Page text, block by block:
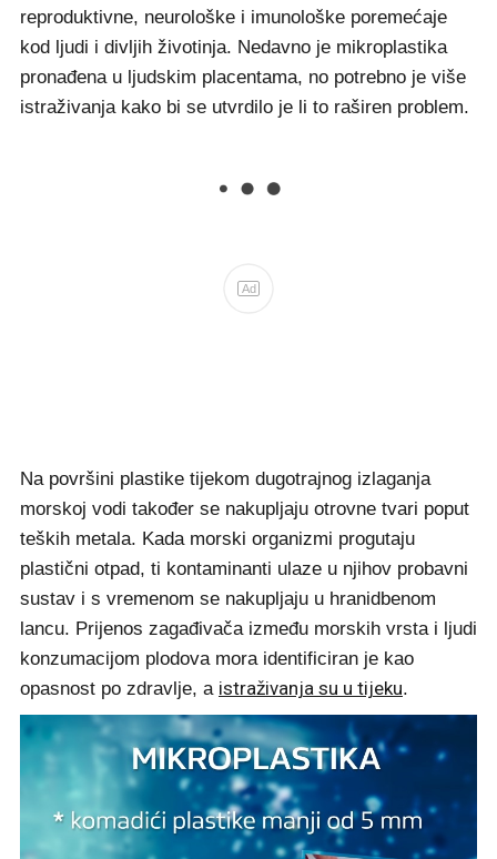
reproduktivne, neurološke i imunološke poremećaje
kod ljudi i divljih životinja. Nedavno je mikroplastika
pronađena u ljudskim placentama, no potrebno je više
istraživanja kako bi se utvrdilo je li to raširen problem.
Ad
Na površini plastike tijekom dugotrajnog izlaganja
morskoj vodi također se nakupljaju otrovne tvari poput
teških metala. Kada morski organizmi progutaju
plastični otpad, ti kontaminanti ulaze u njihov probavni
sustav i s vremenom se nakupljaju u hranidbenom
lancu. Prijenos zagađivača između morskih vrsta i ljudi
konzumacijom plodova mora identificiran je kao
opasnost po zdravlje, a istraživanja su u tijeku.